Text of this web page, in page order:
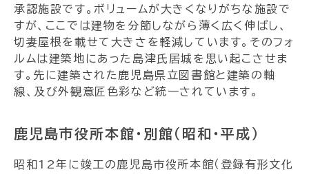
承認施設です。ボリュームが大きくなりがちな施設で
すが、ここでは建物を分節しながら薄く広く伸ばし、
切妻屋根を載せて大きさを軽減しています。そのフォ
ルムは建築地にあった島津氏居城を思い起こさせま
す。先に建築された鹿児島県立図書館と建築の軸
線、及び外観意匠色彩など統一されています。
鹿児島市役所本館・別館（昭和・平成）
昭和12年に竣工の鹿児島市役所本館（登録有形文化